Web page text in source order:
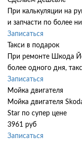
При калькуляции на
и запчасти по более
Записаться
Такси в подарок
При ремонте Шкода
более одного дня,
Записаться
Мойка двигателя
Мойка двигателя
Star по супер цене
3961 руб
Записаться